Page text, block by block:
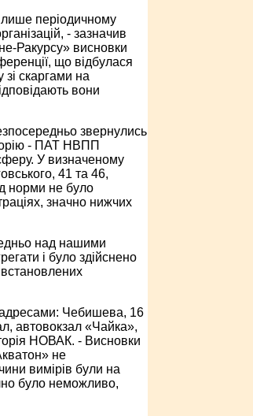
лише періодичному
- зазначив
Ракурсу» висновки
що відбулася
скаргами на
вони
звернулись
- ПАТ НВПП
У визначеному
41 та 46,
норми не було
значно нижчих
над нашими
і було здійснено
адресами: Чебишева, 16
автовокзал «Чайка»,
­НОВАК. - Висновки
не
вимірів були на
було неможливо,